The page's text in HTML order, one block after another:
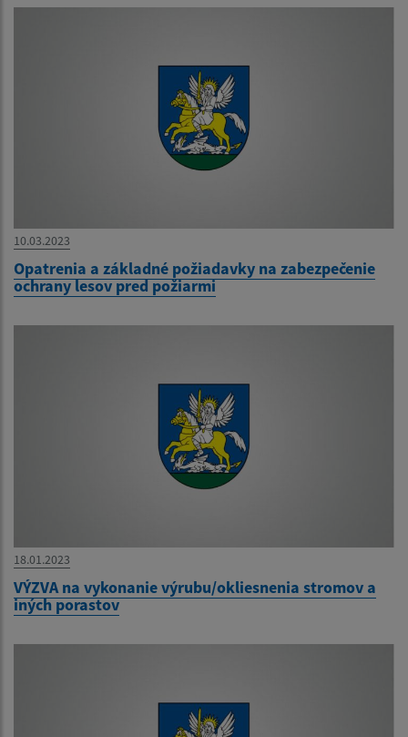
10.03.2023
Opatrenia a základné požiadavky na zabezpečenie
ochrany lesov pred požiarmi
18.01.2023
VÝZVA na vykonanie výrubu/okliesnenia stromov a
iných porastov